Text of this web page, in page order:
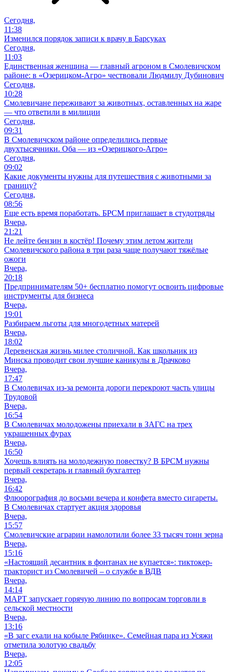
Сегодня,
11:38
Изменился порядок записи к врачу в Барсуках
Сегодня,
11:03
Единственная женщина — главный агроном в Смолевичском
районе: в «Озерицком-Агро» чествовали Людмилу Дубинович
Сегодня,
10:28
Смолевичане переживают за животных, оставленных на жаре
— что ответили в милиции
Сегодня,
09:31
В Смолевичском районе определились первые
двухтысячники. Оба — из «Озерицкого-Агро»
Сегодня,
09:02
Какие документы нужны для путешествия с животными за
границу?
Сегодня,
08:56
Еще есть время поработать. БРСМ приглашает в студотряды
Вчера,
21:21
Не лейте бензин в костёр! Почему этим летом жители
Смолевичского района в три раза чаще получают тяжёлые
ожоги
Вчера,
20:18
Предпринимателям 50+ бесплатно помогут освоить цифровые
инструменты для бизнеса
Вчера,
19:01
Разбираем льготы для многодетных матерей
Вчера,
18:02
Деревенская жизнь милее столичной. Как школьник из
Минска проводит свои лучшие каникулы в Драчково
Вчера,
17:47
В Смолевичах из-за ремонта дороги перекроют часть улицы
Трудовой
Вчера,
16:54
В Смолевичах молодожены приехали в ЗАГС на трех
украшенных фурах
Вчера,
16:50
Хочешь влиять на молодежную повестку? В БРСМ нужны
первый секретарь и главный бухгалтер
Вчера,
16:42
Флюорография до восьми вечера и конфета вместо сигареты.
В Смолевичах стартует акция здоровья
Вчера,
15:57
Смолевичские аграрии намолотили более 33 тысяч тонн зерна
Вчера,
15:16
«Настоящий десантник в фонтанах не купается»: тиктокер-
тракторист из Смолевичей – о службе в ВДВ
Вчера,
14:14
МАРТ запускает горячую линию по вопросам торговли в
сельской местности
Вчера,
13:16
«В загс ехали на кобыле Рябинке». Семейная пара из Усяжи
отметила золотую свадьбу
Вчера,
12:05